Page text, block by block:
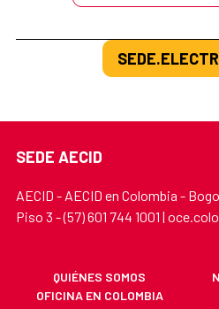
SEDE AECID
AECID - AECID en Colombia -
Piso 3 - (57) 601 744 1001 |
QUIÉNES SOMOS
OFICINA EN COLOMBIA